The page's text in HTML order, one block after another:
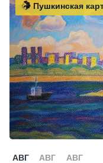
Пушкинская
АВГ АВГ АВГ